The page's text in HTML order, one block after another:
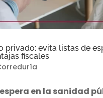
privado: evita listas de
fiscales
en la sanidad